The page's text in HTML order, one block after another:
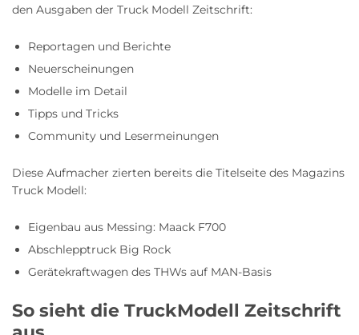
den Ausgaben der Truck Modell Zeitschrift:
Reportagen und Berichte
Neuerscheinungen
Modelle im Detail
Tipps und Tricks
Community und Lesermeinungen
Diese Aufmacher zierten bereits die Titelseite des Magazins
Truck Modell:
Eigenbau aus Messing: Maack F700
Abschlepptruck Big Rock
Gerätekraftwagen des THWs auf MAN-Basis
So sieht die TruckModell Zeitschrift